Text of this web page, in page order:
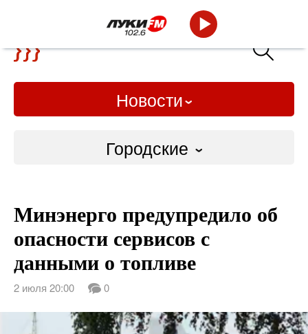
Новости
Городские
Слово Дело
Народные
Минэнерго предупредило об
опасности сервисов с
данными о топливе
2 июля 20:00 0